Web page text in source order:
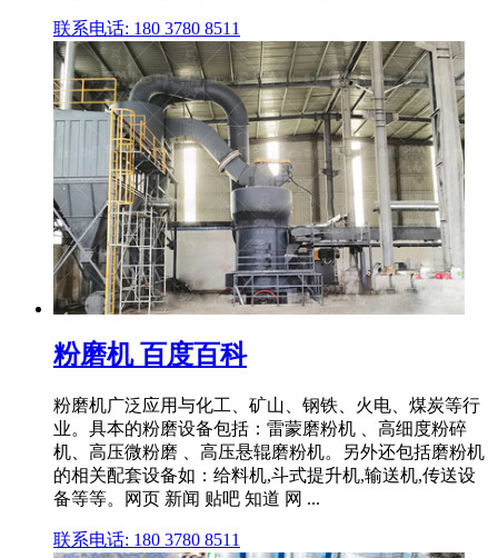
联系电话: 180 3780 8511
粉磨机 百度百科
粉磨机广泛应用与化工、矿山、钢铁、火电、煤炭等行
业。具本的粉磨设备包括：雷蒙磨粉机 、高细度粉碎
机、高压微粉磨 、高压悬辊磨粉机。另外还包括磨粉机
的相关配套设备如：给料机,斗式提升机,输送机,传送设
备等等。网页 新闻 贴吧 知道 网 ...
联系电话: 180 3780 8511